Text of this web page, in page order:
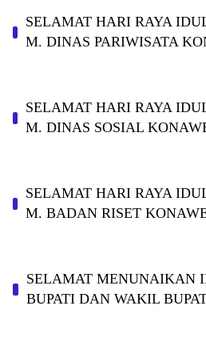
SELAMAT HARI RAYA
M. DINAS PARIWISATA
SELAMAT HARI RAYA
M. DINAS SOSIAL
SELAMAT HARI RAYA
M. BADAN RISET
SELAMAT MENUNAIKAN
BUPATI DAN WAKIL